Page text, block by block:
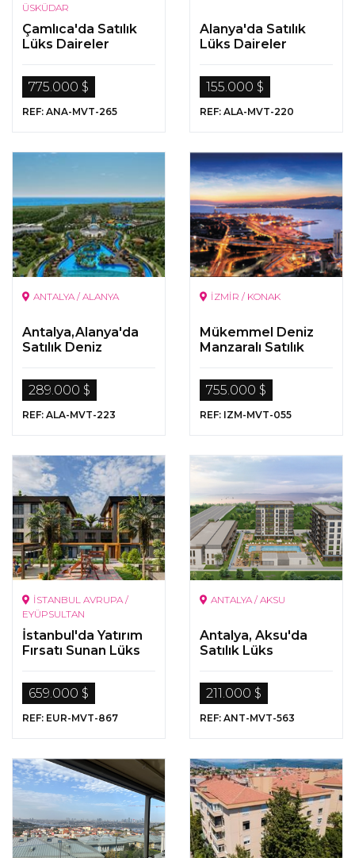
ÜSKÜDAR
Çamlıca'da Satılık
Lüks Daireler
775.000 $
REF: ANA-MVT-265
Alanya'da Satılık
Lüks Daireler
155.000 $
REF: ALA-MVT-220
ANTALYA / ALANYA
Antalya,Alanya'da
Satılık Deniz
Gayrimenkuller
289.000 $
REF: ALA-MVT-223
İZMİR / KONAK
Mükemmel Deniz
Manzaralı Satılık
755.000 $
REF: IZM-MVT-055
İSTANBUL AVRUPA /
EYÜPSULTAN
İstanbul'da Yatırım
Fırsatı Sunan Lüks
659.000 $
REF: EUR-MVT-867
ANTALYA / AKSU
Antalya, Aksu'da
Satılık Lüks
211.000 $
REF: ANT-MVT-563